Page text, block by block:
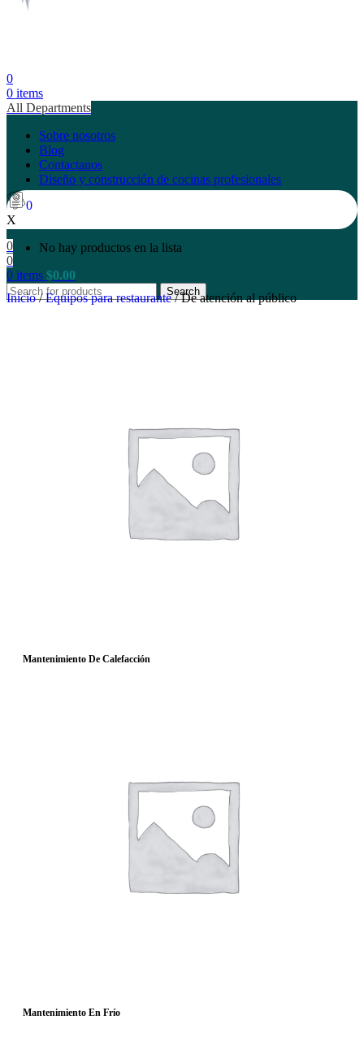
0
0 items
All Departments
Sobre nosotros
Blog
Contactanos
Diseño y construcción de cocinas profesionales
0
X
No hay productos en la lista
0
0
0 items $0.00
Search
Inicio/ Equipos para restaurante/ De atención al público
Mantenimiento De Calefacción
Mantenimiento En Frío